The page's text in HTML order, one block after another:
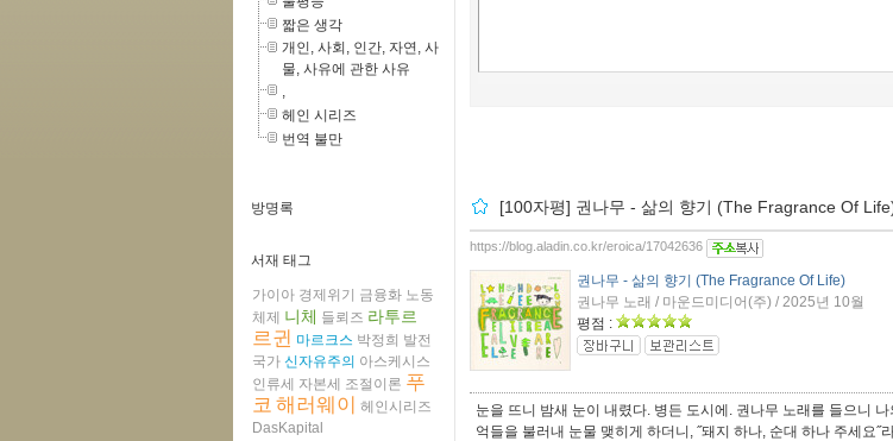
짧은 생각
개인, 사회, 인간, 자연, 사
물, 사유에 관한 사유
헤인 시리즈
번역 불만
방명록
서재 태그
가이아 경제위기 금융화 노동
체제 니체 들뢰즈 라투르
르귄 마르크스 박정희 발전
국가 신자유주의 아스케시스
인류세 자본세 조절이론 푸
코 해러웨이 헤인시리즈
DasKapital
[100자평] 권나무 - 삶의 향기 (The Fragrance Of
https://blog.aladin.co.kr/eroica/17042636
권나무 - 삶의 향기 (The Fragrance Of Life)
권나무 노래 / 마운드미디어(주) / 2025년 10월
평점 :
눈을 뜨니 밤새 눈이 내렸다. 병든 도시에. 권나무 노래를 들으니
억들을 불러내 눈물 맺히게 하더니, ˝돼지 하나, 순대 하나 주세요˝